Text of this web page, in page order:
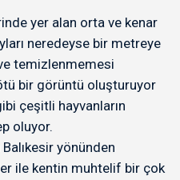
yer alan orta ve kenar
neredeyse bir metreye
temizlenmemesi
bir görüntü oluşturuyor
çeşitli hayvanların
oluyor.
yönünden
ile kentin muhtelif bir çok